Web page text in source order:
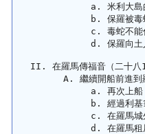
米利大
保羅被
毒蛇不
保羅向
在羅馬傳福音（二十
繼續開船前進
再次上
經過利
在羅馬
在羅馬